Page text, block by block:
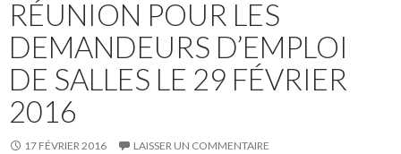
RÉUNION POUR LES
DEMANDEURS D’EMPLOI
DE SALLES LE 29 FÉVRIER
2016
17 FÉVRIER 2016 LAISSER UN COMMENTAIRE